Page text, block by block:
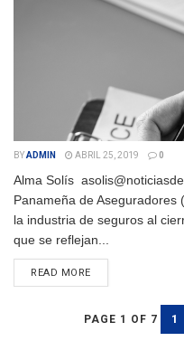
BYADMIN ABRIL 25, 2019 0
Alma Solís
Panameña de
la industria de seguros al
que se reflejan...
READ MOREDETAILS
PAGE 1 OF 7 1